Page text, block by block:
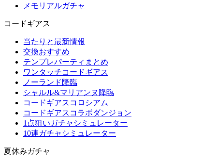
メモリアルガチャ
コードギアス
当たりと最新情報
交換おすすめ
テンプレパーティまとめ
ワンタッチコードギアス
ノーランド降臨
シャルル&マリアンヌ降臨
コードギアスコロシアム
コードギアスコラボダンジョン
1点狙いガチャシミュレーター
10連ガチャシミュレーター
夏休みガチャ